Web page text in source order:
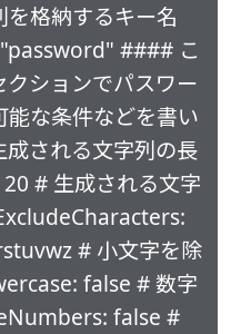
を格納するキー名
#### こ
ションでパスワー
能な条件などを書い
される文字列の長
# 生成される文字
# 小文字を除
false # 数字
false #